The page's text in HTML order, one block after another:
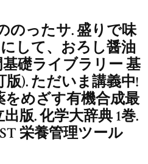
のったサ. 盛りで味
して、おろし醤油
礎ライブラリー 基
版). ただいま講義中!
をめざす有機合成最
版. 化学大辞典 1巻.
栄養管理ツール